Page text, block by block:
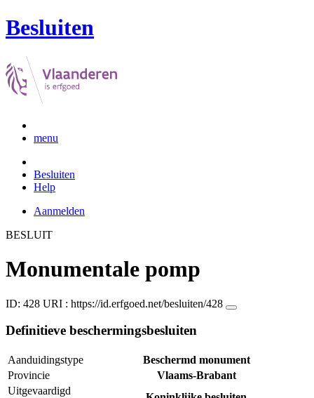
Besluiten
menu
Besluiten
Help
Aanmelden
BESLUIT
Monumentale pomp
ID: 428 URI : https://id.erfgoed.net/besluiten/428
Definitieve beschermingsbesluiten
Aanduidingstype
Beschermd monument
Provincie
Vlaams-Brabant
Uitgevaardigd